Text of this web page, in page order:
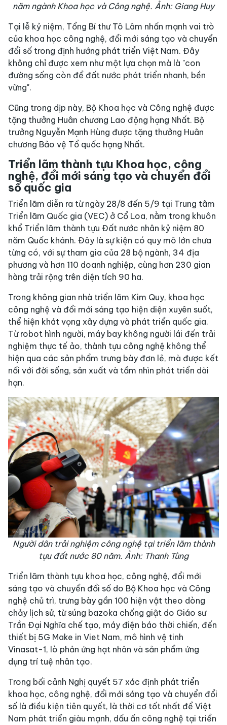
năm ngành Khoa học và Công nghệ. Ảnh: Giang Huy
Tại lễ kỷ niệm, Tổng Bí thư Tô Lâm nhấn mạnh vai trò
của khoa học công nghệ, đổi mới sáng tạo và chuyển
đổi số trong định hướng phát triển Việt Nam. Đây
không chỉ được xem như một lựa chọn mà là "con
đường sống còn để đất nước phát triển nhanh, bền
vững".
Cũng trong dịp này, Bộ Khoa học và Công nghệ được
tặng thưởng Huân chương Lao động hạng Nhất. Bộ
trưởng Nguyễn Mạnh Hùng được tặng thưởng Huân
chương Bảo vệ Tổ quốc hạng Nhất.
Triển lãm thành tựu Khoa học, công
nghệ, đổi mới sáng tạo và chuyển đổi
số quốc gia
Triển lãm diễn ra từ ngày 28/8 đến 5/9 tại Trung tâm
Triển lãm Quốc gia (VEC) ở Cổ Loa, nằm trong khuôn
khổ Triển lãm thành tựu Đất nước nhân kỷ niệm 80
năm Quốc khánh. Đây là sự kiện có quy mô lớn chưa
từng có, với sự tham gia của 28 bộ ngành, 34 địa
phương và hơn 110 doanh nghiệp, cùng hơn 230 gian
hàng trải rộng trên diện tích 90 ha.
Trong không gian nhà triển lãm Kim Quy, khoa học
công nghệ và đổi mới sáng tạo hiện diện xuyên suốt,
thể hiện khát vọng xây dựng và phát triển quốc gia.
Từ robot hình người, máy bay không người lái đến trải
nghiệm thực tế ảo, thành tựu công nghệ không thể
hiện qua các sản phẩm trưng bày đơn lẻ, mà được kết
nối với đời sống, sản xuất và tầm nhìn phát triển dài
hạn.
Người dân trải nghiệm công nghệ tại triển lãm thành
tựu đất nước 80 năm. Ảnh: Thanh Tùng
Triển lãm thành tựu khoa học, công nghệ, đổi mới
sáng tạo và chuyển đổi số do Bộ Khoa học và Công
nghệ chủ trì, trưng bày gần 100 hiện vật theo dòng
chảy lịch sử, từ súng bazoka chống giật do Giáo sư
Trần Đại Nghĩa chế tạo, máy điện báo thời chiến, đến
thiết bị 5G Make in Viet Nam, mô hình vệ tinh
Vinasat-1, lò phản ứng hạt nhân và sản phẩm ứng
dụng trí tuệ nhân tạo.
Trong bối cảnh Nghị quyết 57 xác định phát triển
khoa học, công nghệ, đổi mới sáng tạo và chuyển đổi
số là điều kiện tiên quyết, là thời cơ tốt nhất để Việt
Nam phát triển giàu mạnh, dấu ấn công nghệ tại triển